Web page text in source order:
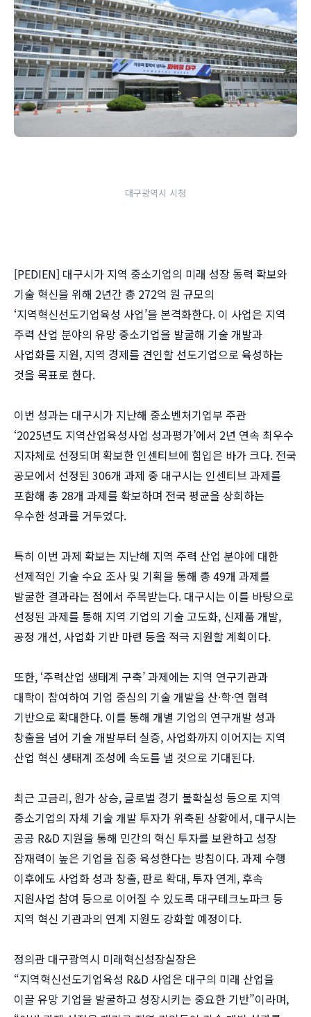
대구광역시 시청
[PEDIEN] 대구시가 지역 중소기업의 미래 성장 동력 확보와
기술 혁신을 위해 2년간 총 272억 원 규모의
‘지역혁신선도기업육성 사업’을 본격화한다. 이 사업은 지역
주력 산업 분야의 유망 중소기업을 발굴해 기술 개발과
사업화를 지원, 지역 경제를 견인할 선도기업으로 육성하는
것을 목표로 한다.
이번 성과는 대구시가 지난해 중소벤처기업부 주관
‘2025년도 지역산업육성사업 성과평가’에서 2년 연속 최우수
지자체로 선정되며 확보한 인센티브에 힘입은 바가 크다. 전국
공모에서 선정된 306개 과제 중 대구시는 인센티브 과제를
포함해 총 28개 과제를 확보하며 전국 평균을 상회하는
우수한 성과를 거두었다.
특히 이번 과제 확보는 지난해 지역 주력 산업 분야에 대한
선제적인 기술 수요 조사 및 기획을 통해 총 49개 과제를
발굴한 결과라는 점에서 주목받는다. 대구시는 이를 바탕으로
선정된 과제를 통해 지역 기업의 기술 고도화, 신제품 개발,
공정 개선, 사업화 기반 마련 등을 적극 지원할 계획이다.
또한, ‘주력산업 생태계 구축’ 과제에는 지역 연구기관과
대학이 참여하여 기업 중심의 기술 개발을 산·학·연 협력
기반으로 확대한다. 이를 통해 개별 기업의 연구개발 성과
창출을 넘어 기술 개발부터 실증, 사업화까지 이어지는 지역
산업 혁신 생태계 조성에 속도를 낼 것으로 기대된다.
최근 고금리, 원가 상승, 글로벌 경기 불확실성 등으로 지역
중소기업의 자체 기술 개발 투자가 위축된 상황에서, 대구시는
공공 R&D 지원을 통해 민간의 혁신 투자를 보완하고 성장
잠재력이 높은 기업을 집중 육성한다는 방침이다. 과제 수행
이후에도 사업화 성과 창출, 판로 확대, 투자 연계, 후속
지원사업 참여 등으로 이어질 수 있도록 대구테크노파크 등
지역 혁신 기관과의 연계 지원도 강화할 예정이다.
정의관 대구광역시 미래혁신성장실장은
“지역혁신선도기업육성 R&D 사업은 대구의 미래 산업을
이끌 유망 기업을 발굴하고 성장시키는 중요한 기반”이라며,